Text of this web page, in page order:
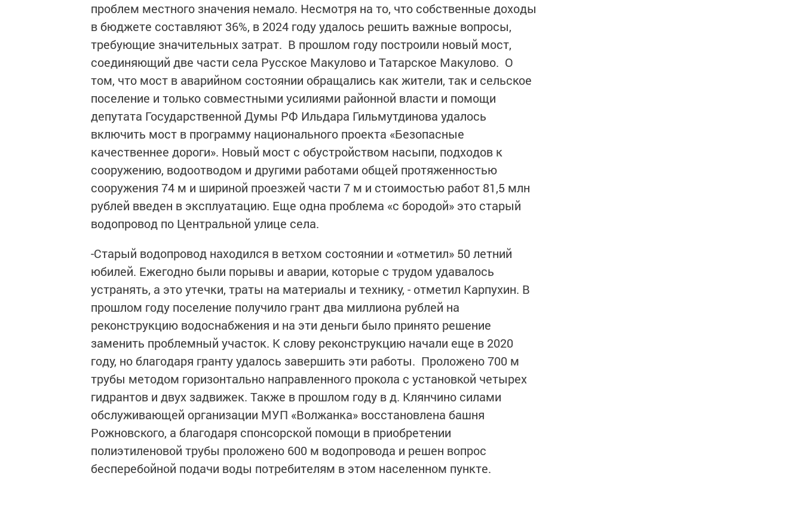
проблем местного значения немало. Несмотря на то, что собственные доходы
в бюджете составляют 36%, в 2024 году удалось решить важные вопросы,
требующие значительных затрат. В прошлом году построили новый мост,
соединяющий две части села Русское Макулово и Татарское Макулово. О
том, что мост в аварийном состоянии обращались как жители, так и сельское
поселение и только совместными усилиями районной власти и помощи
депутата Государственной Думы РФ Ильдара Гильмутдинова удалось
включить мост в программу национального проекта «Безопасные
качественнее дороги». Новый мост с обустройством насыпи, подходов к
сооружению, водоотводом и другими работами общей протяженностью
сооружения 74 м и шириной проезжей части 7 м и стоимостью работ 81,5 млн
рублей введен в эксплуатацию. Еще одна проблема «с бородой» это старый
водопровод по Центральной улице села.
-Старый водопровод находился в ветхом состоянии и «отметил» 50 летний
юбилей. Ежегодно были порывы и аварии, которые с трудом удавалось
устранять, а это утечки, траты на материалы и технику, - отметил Карпухин. В
прошлом году поселение получило грант два миллиона рублей на
реконструкцию водоснабжения и на эти деньги было принято решение
заменить проблемный участок. К слову реконструкцию начали еще в 2020
году, но благодаря гранту удалось завершить эти работы. Проложено 700 м
трубы методом горизонтально направленного прокола с установкой четырех
гидрантов и двух задвижек. Также в прошлом году в д. Клянчино силами
обслуживающей организации МУП «Волжанка» восстановлена башня
Рожновского, а благодаря спонсорской помощи в приобретении
полиэтиленовой трубы проложено 600 м водопровода и решен вопрос
бесперебойной подачи воды потребителям в этом населенном пункте.